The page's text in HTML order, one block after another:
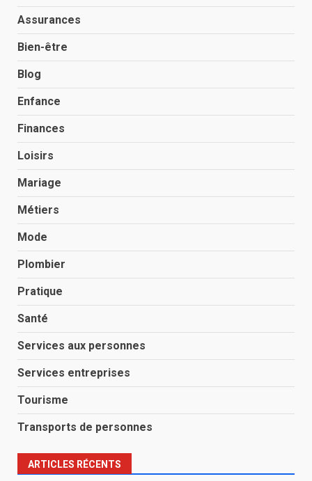
Assurances
Bien-être
Blog
Enfance
Finances
Loisirs
Mariage
Métiers
Mode
Plombier
Pratique
Santé
Services aux personnes
Services entreprises
Tourisme
Transports de personnes
ARTICLES RÉCENTS